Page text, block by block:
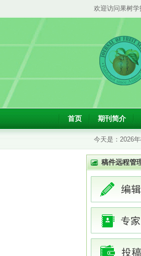
欢迎访问果树学
首页 期刊简介
今天是： 2026
稿件远程管